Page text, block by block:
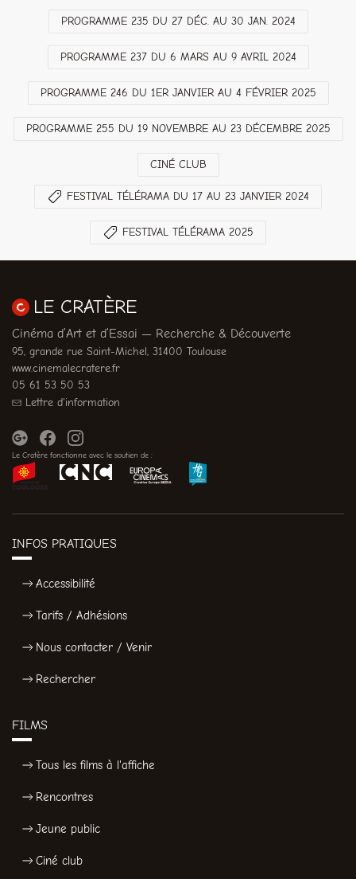
PROGRAMME 235 DU 27 DÉC. AU 30 JAN. 2024
PROGRAMME 237 DU 6 MARS AU 9 AVRIL 2024
PROGRAMME 246 DU 1ER JANVIER AU 4 FÉVRIER 2025
PROGRAMME 255 DU 19 NOVEMBRE AU 23 DÉCEMBRE 2025
CINÉ CLUB
FESTIVAL TÉLÉRAMA DU 17 AU 23 JANVIER 2024
FESTIVAL TÉLÉRAMA 2025
LE CRATÈRE
Cinéma d’Art et d’Essai — Recherche & Découverte
95, grande rue Saint-Michel, 31400 Toulouse
www.cinemalecratere.fr
05 61 53 50 53
Lettre d'information
Le Cratère fonctionne avec le soutien de :
INFOS PRATIQUES
Accessibilité
Tarifs / Adhésions
Nous contacter / Venir
Rechercher
FILMS
Tous les films à l'affiche
Rencontres
Jeune public
Ciné club